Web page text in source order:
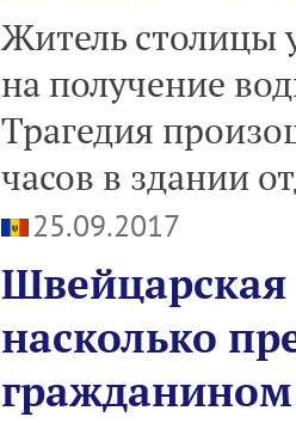
Житель столицы
на получение
Трагедия
часов в здании
25.09.2017
насколько